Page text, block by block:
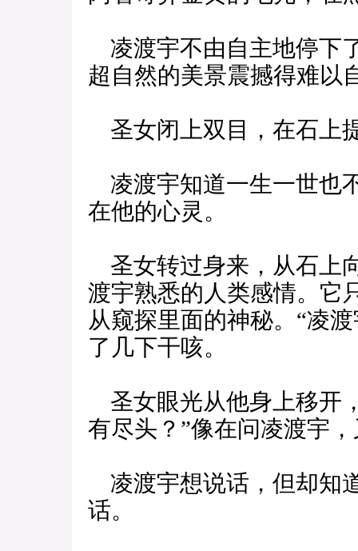
凌渡宇不由自主地停下
超自然的美景震撼得难以
圣女闭上双目，在石上
凌渡宇知道一生一世也
在他的心灵。
圣女转过身来，从石上
渡宇熟悉的人类感情。它
从窥探里面的神秘。“凌
了几下干咳。
圣女眼光从他身上移开
有尽头？”像在问凌渡宇
凌渡宇想说话，但却知
话。